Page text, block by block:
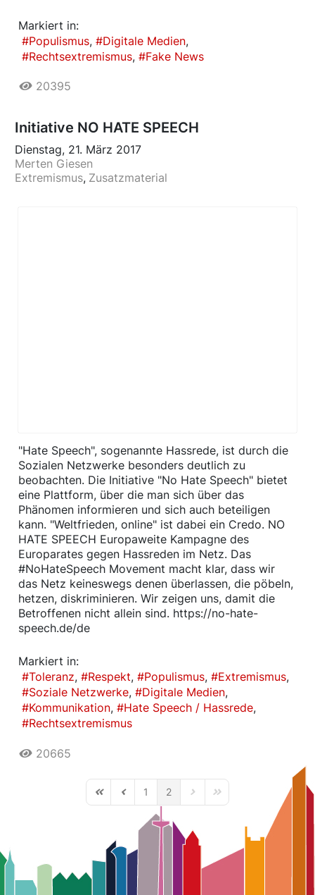
Markiert in:
Populismus
Digitale Medien
Rechtsextremismus
Fake News
20395
Initiative NO HATE SPEECH
Dienstag, 21. März 2017
Merten Giesen
Extremismus Zusatzmaterial
​"Hate Speech", sogenannte Hassrede, ist durch die
Sozialen Netzwerke besonders deutlich zu
beobachten. Die Initiative "No Hate Speech" bietet
eine Plattform, über die man sich über das
Phänomen informieren und sich auch beteiligen
kann. "Weltfrieden, online" ist dabei ein Credo. NO
HATE SPEECH Europaweite Kampagne des
Europarates gegen Hassreden im Netz. Das
#NoHateSpeech Movement macht klar, dass wir
das Netz keineswegs denen überlassen, die pöbeln,
hetzen, diskriminieren. Wir zeigen uns, damit die
Betroffenen nicht allein sind. https://no-hate-
speech.de/de
Markiert in:
Toleranz
Respekt Populismus
Extremismus
Soziale Netzwerke
Digitale Medien
Kommunikation
Hate Speech / Hassrede
Rechtsextremismus
20665
First PagePrevious Page
1 2 Next PageLast Page